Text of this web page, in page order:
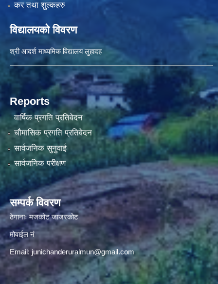
कर तथा शुल्कहरु
विद्यालयको विवरण
श्री आदर्श माध्यमिक विद्यालय लुहादह
Reports
वार्षिक प्रगति प्रतिवेदन
चौमासिक प्रगति प्रतिवेदन
सार्वजनिक सुनुवाई
सार्वजनिक परीक्षण
सम्पर्क विवरण
ठेगानाः मजकोट जाजरकोट
मोवाईल नं
Email:junichanderuralmun@gmail.com